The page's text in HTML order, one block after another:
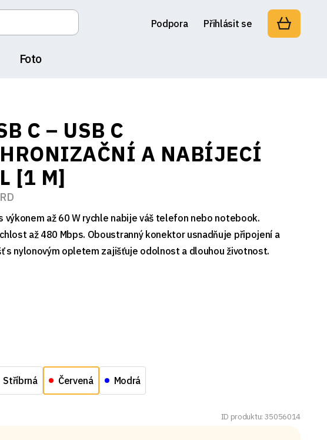
Foto
Podpora Přihlásit se
C – USB C
A NABÍJECÍ
[1 M]
výkonem až 60 W rychle nabije váš telefon nebo notebook.
až 480 Mbps. Oboustranný konektor usnadňuje připojení a
s nylonovým opletem zajišťuje odolnost a dlouhou životnost.
Stříbrná Červená Modrá
ID produktu: 35056014